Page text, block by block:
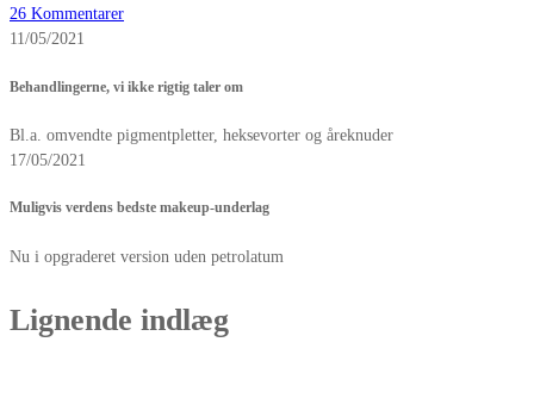
26 Kommentarer
11/05/2021
Behandlingerne, vi ikke rigtig taler om
Bl.a. omvendte pigmentpletter, heksevorter og åreknuder
17/05/2021
Muligvis verdens bedste makeup-underlag
Nu i opgraderet version uden petrolatum
Lignende indlæg